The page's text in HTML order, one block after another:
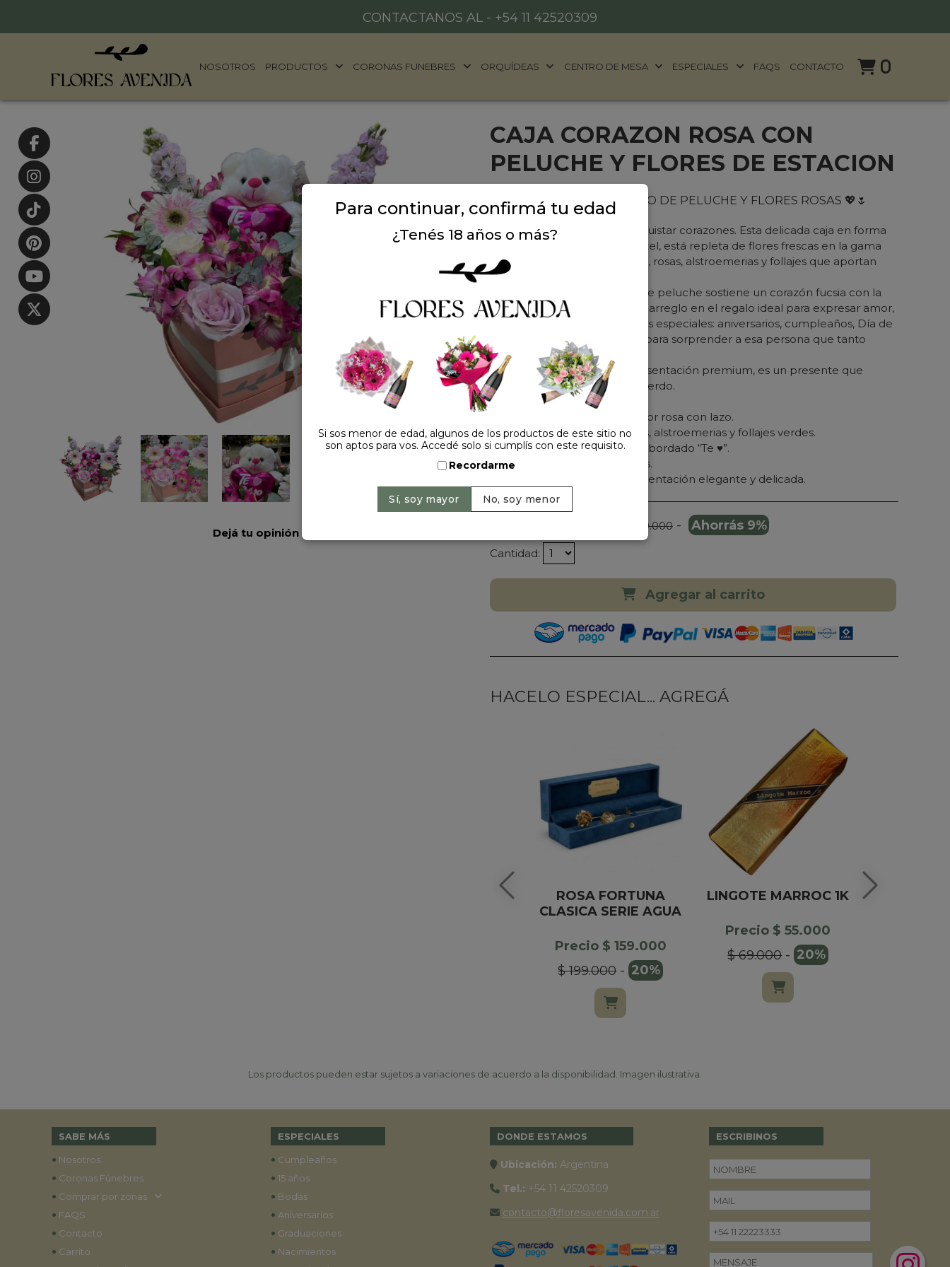
CONTACTANOS AL - +54 11 42520309
NOSOTROS PRODUCTOS CORONAS FUNEBRES ORQUÍDEAS CENTRO DE MESA ESPECIALES FAQS CONTACTO 0
Dejá tu opinión
CAJA CORAZON ROSA CON
PELUCHE Y FLORES DE ESTACION
CAJA ROMÁNTICA CON OSO DE PELUCHE Y FLORES ROSAS 💖🌷
El detalle perfecto para conquistar corazones. Esta delicada caja en forma
de corazón, en tono rosa pastel, está repleta de flores frescas en la gama
del blanco y rosado: gerberas, rosas, alstroemerias y follajes que aportan
frescura y elegancia.
En el centro, un tierno osito de peluche sostiene un corazón fucsia con la
frase“Te ♥”
, convirtiendo este arreglo en el regalo ideal para expresar amor,
ternura y dulzura en ocasiones especiales: aniversarios, cumpleaños, Día de
San Valentín o simplemente para sorprender a esa persona que tanto
amás.
Con su estilo romántico y presentación premium, es un presente que
emociona y queda en el recuerdo.
✨ Incluye:
Caja en forma de corazón color rosa con lazo.
Flores frescas: gerberas, rosas, alstroemerias y follajes verdes.
Oso de peluche con corazón bordado “Te ♥”.
📦 Envíos a todo Buenos Aires.
🎁 Listo para regalar, con presentación elegante y delicada.
$ 219.000 - Ahorrás 9%
Cantidad:
Agregar al carrito
HACELO ESPECIAL... AGREGÁ
ROSA FORTUNA
CLASICA SERIE AGUA
Precio $ 159.000
$ 199.000- 20%
LINGOTE MARROC 1K
Precio $ 55.000
$ 69.000- 20%
Los productos pueden estar sujetos a variaciones de acuerdo a la disponibilidad. Imagen ilustrativa.
SABE MÁS
• Nosotros
• Coronas Fúnebres
• Comprar por zonas
• FAQS
• Contacto
• Carrito
ESPECIALES
• Cumpleaños
• 15 años
• Bodas
• Aniversarios
• Graduaciones
• Nacimientos
DONDE ESTAMOS
Ubicación: Argentina
Tel.: +54 11 42520309
contacto@floresavenida.com.ar
ESCRIBINOS
Para continuar, confirmá tu edad
¿Tenés 18 años o más?
Si sos menor de edad, algunos de los productos de este sitio no
son aptos para vos. Accedé solo si cumplís con este requisito.
Recordarme